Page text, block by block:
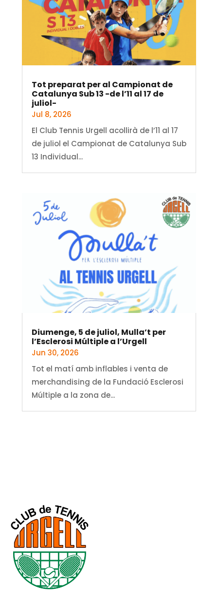
Tot preparat per al Campionat de
Catalunya Sub 13 -de l’11 al 17 de
juliol-
Jul 8, 2026
El Club Tennis Urgell acollirà de l’11 al 17
de juliol el Campionat de Catalunya Sub
13 Individual...
Diumenge, 5 de juliol, Mulla’t per
l’Esclerosi Múltiple a l’Urgell
Jun 30, 2026
Tot el matí amb inflables i venta de
merchandising de la Fundació Esclerosi
Múltiple a la zona de...